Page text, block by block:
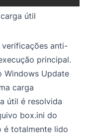
útil
verificações anti-
principal.
Windows Update
carga
útil é resolvida
box.ini do
é totalmente lido